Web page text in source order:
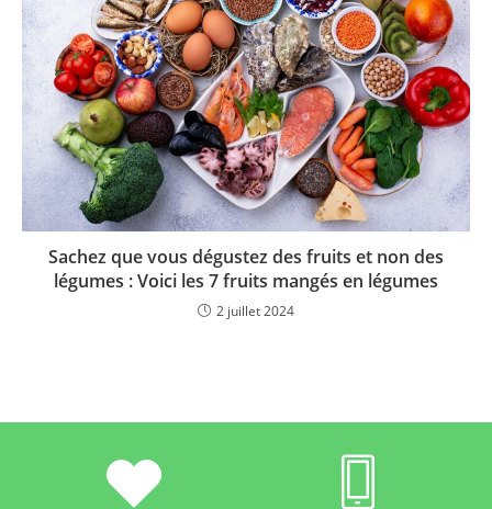
Sachez que vous dégustez des fruits et non des
légumes : Voici les 7 fruits mangés en légumes
2 juillet 2024